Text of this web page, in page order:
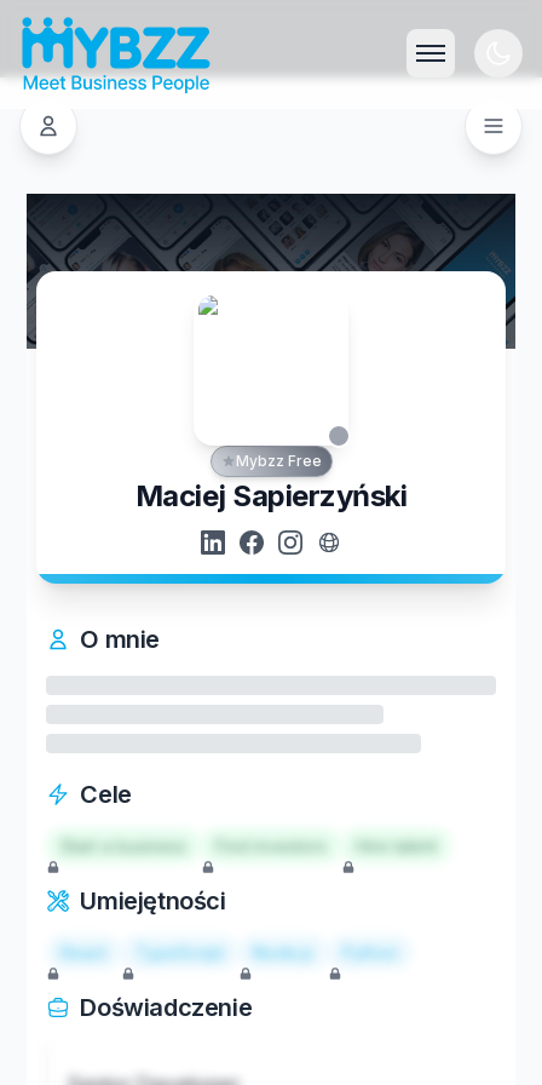
Mybzz Free
Maciej Sapierzyński
O mnie
Cele
Start a business Hire talent
Umiejętności
React TypeScript Node.js Python
Doświadczenie